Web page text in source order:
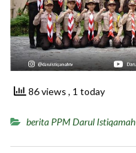
86 views , 1 today
berita PPM Darul Istiqamah